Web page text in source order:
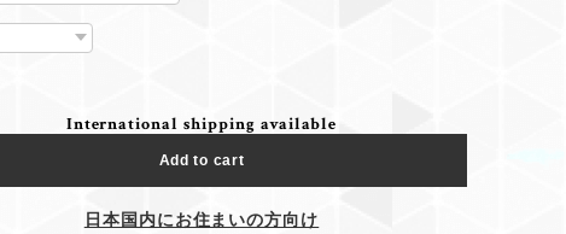
International shipping available
Add to cart
日本国内にお住まいの方向け